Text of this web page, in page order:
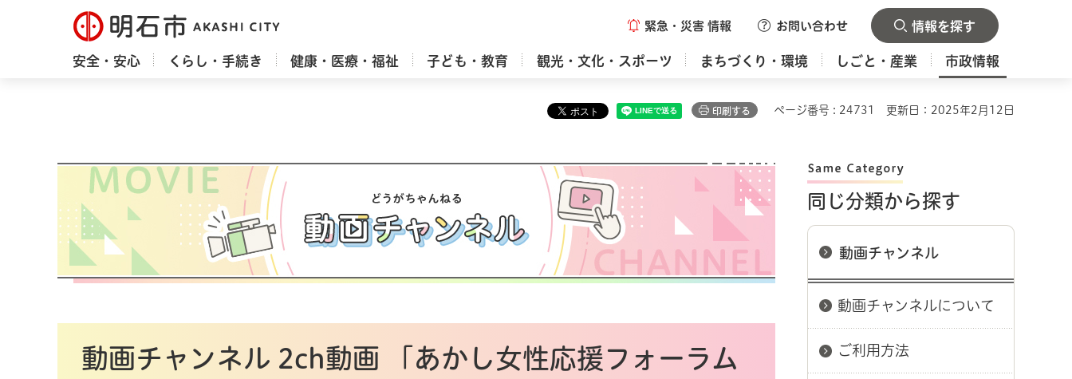
明石市 緊急・災害 情報 お問い合わせ 情報を探す
安全・安心 くらし・手続き 健康・医療・福祉 子ども・教育 観光・文化・スポーツ まちづくり・環境 しごと・産業 市政情報
印刷する ページ番号 : 24731 更新日：2025年2月12日
動画チャンネル 2ch動画 「あかし女性応援フォーラム
同じ分類から探す
動画チャンネル
動画チャンネルについて
ご利用方法